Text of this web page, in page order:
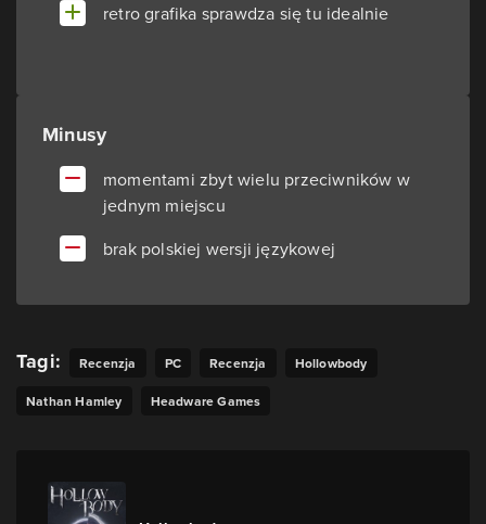
retro grafika sprawdza się tu idealnie
Minusy
momentami zbyt wielu przeciwników w
jednym miejscu
brak polskiej wersji językowej
Tagi: Recenzja PC Recenzja
Hollowbody
Nathan Hamley
Headware Games